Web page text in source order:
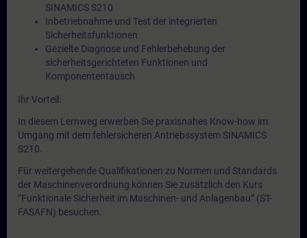
SINAMICS S210
Inbetriebnahme und Test der integrierten
Sicherheitsfunktionen
Gezielte Diagnose und Fehlerbehebung der
sicherheitsgerichteten Funktionen und
Komponententausch
Ihr Vorteil:
In diesem Lernweg erwerben Sie praxisnahes Know-how im
Umgang mit dem fehlersicheren Antriebssystem SINAMICS
S210.
Für weitergehende Qualifikationen zu Normen und Standards
der Maschinenverordnung können Sie zusätzlich den Kurs
“Funktionale Sicherheit im Maschinen- und Anlagenbau” (ST-
FASAFN) besuchen.